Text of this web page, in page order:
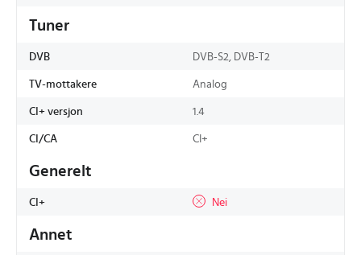
Tuner
DVB DVB-S2, DVB-T2
TV-mottakere Analog
CI+ versjon 1.4
CI/CA CI+
Generelt
CI+ Nei
Annet